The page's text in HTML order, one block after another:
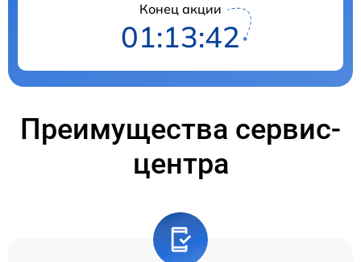
Конец акции
01:13:41
Преимущества сервис-
центра